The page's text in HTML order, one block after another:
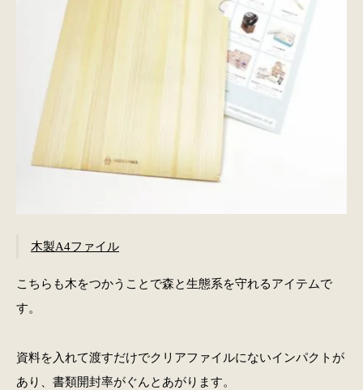
木製A4ファイル
こちらも木をつかうことで森と生態系を守れるアイテムで
す。
資料を入れて渡すだけでクリアファイルにないインパクトが
あり、書類開封率がぐんとあがります。